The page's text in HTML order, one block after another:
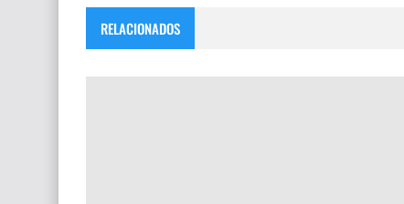
RELACIONADOS